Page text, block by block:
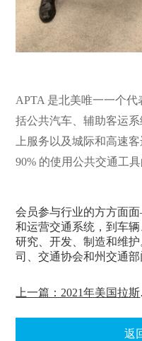
APTA 是北美唯一一个
括公共汽车、辅助客运
上服务以及城际和高速
90% 的使用公共交通工
会员参与行业的方方面
和运营交通系统，到车
研究、开发、制造和维
司、交通协会和州交通部
上一篇
返